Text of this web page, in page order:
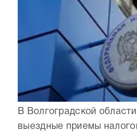
В Волгоградской
выездные приемы